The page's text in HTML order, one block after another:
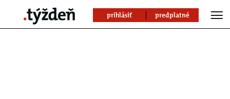
prihlásiť predplatné